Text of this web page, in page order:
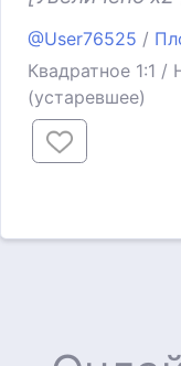
@User76525 /
Квадратное 1:1
(устаревшее)